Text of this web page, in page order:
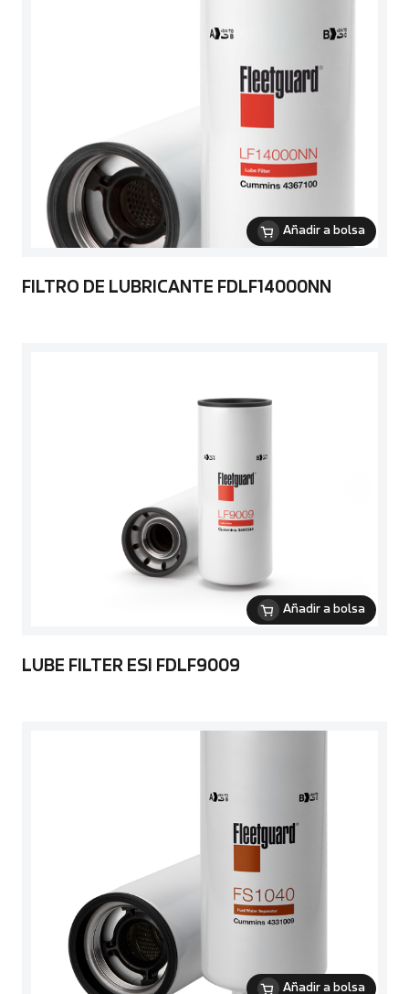
Añadir a bolsa
FILTRO DE LUBRICANTE FDLF14000NN
Añadir a bolsa
LUBE FILTER ESI FDLF9009
Añadir a bolsa